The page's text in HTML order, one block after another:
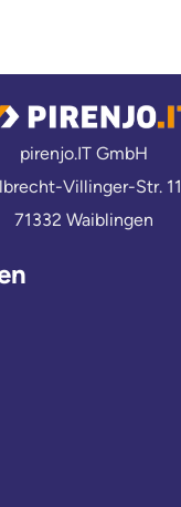
pirenjo.IT GmbH
Villinger-Str. 11
71332 Waiblingen